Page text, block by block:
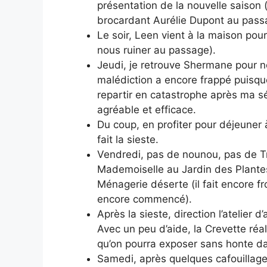
présentation de la nouvelle
brocardant Aurélie Dupont au
Le soir, Leen vient à la maison
nous ruiner au passage).
Jeudi, je retrouve Shermane pour
malédiction a encore frappé
repartir en catastrophe après ma
agréable et efficace.
Du coup, en profiter pour déjeuner
fait la sieste.
Vendredi, pas de nounou, pas de
Mademoiselle au Jardin des
Ménagerie déserte (il fait encore
encore commencé).
Après la sieste, direction l’atelier
Avec un peu d’aide, la Crevette
qu’on pourra exposer sans honte
Samedi, après quelques